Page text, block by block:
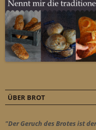
ÜBER BROT
"Der Geruch des Brotes ist